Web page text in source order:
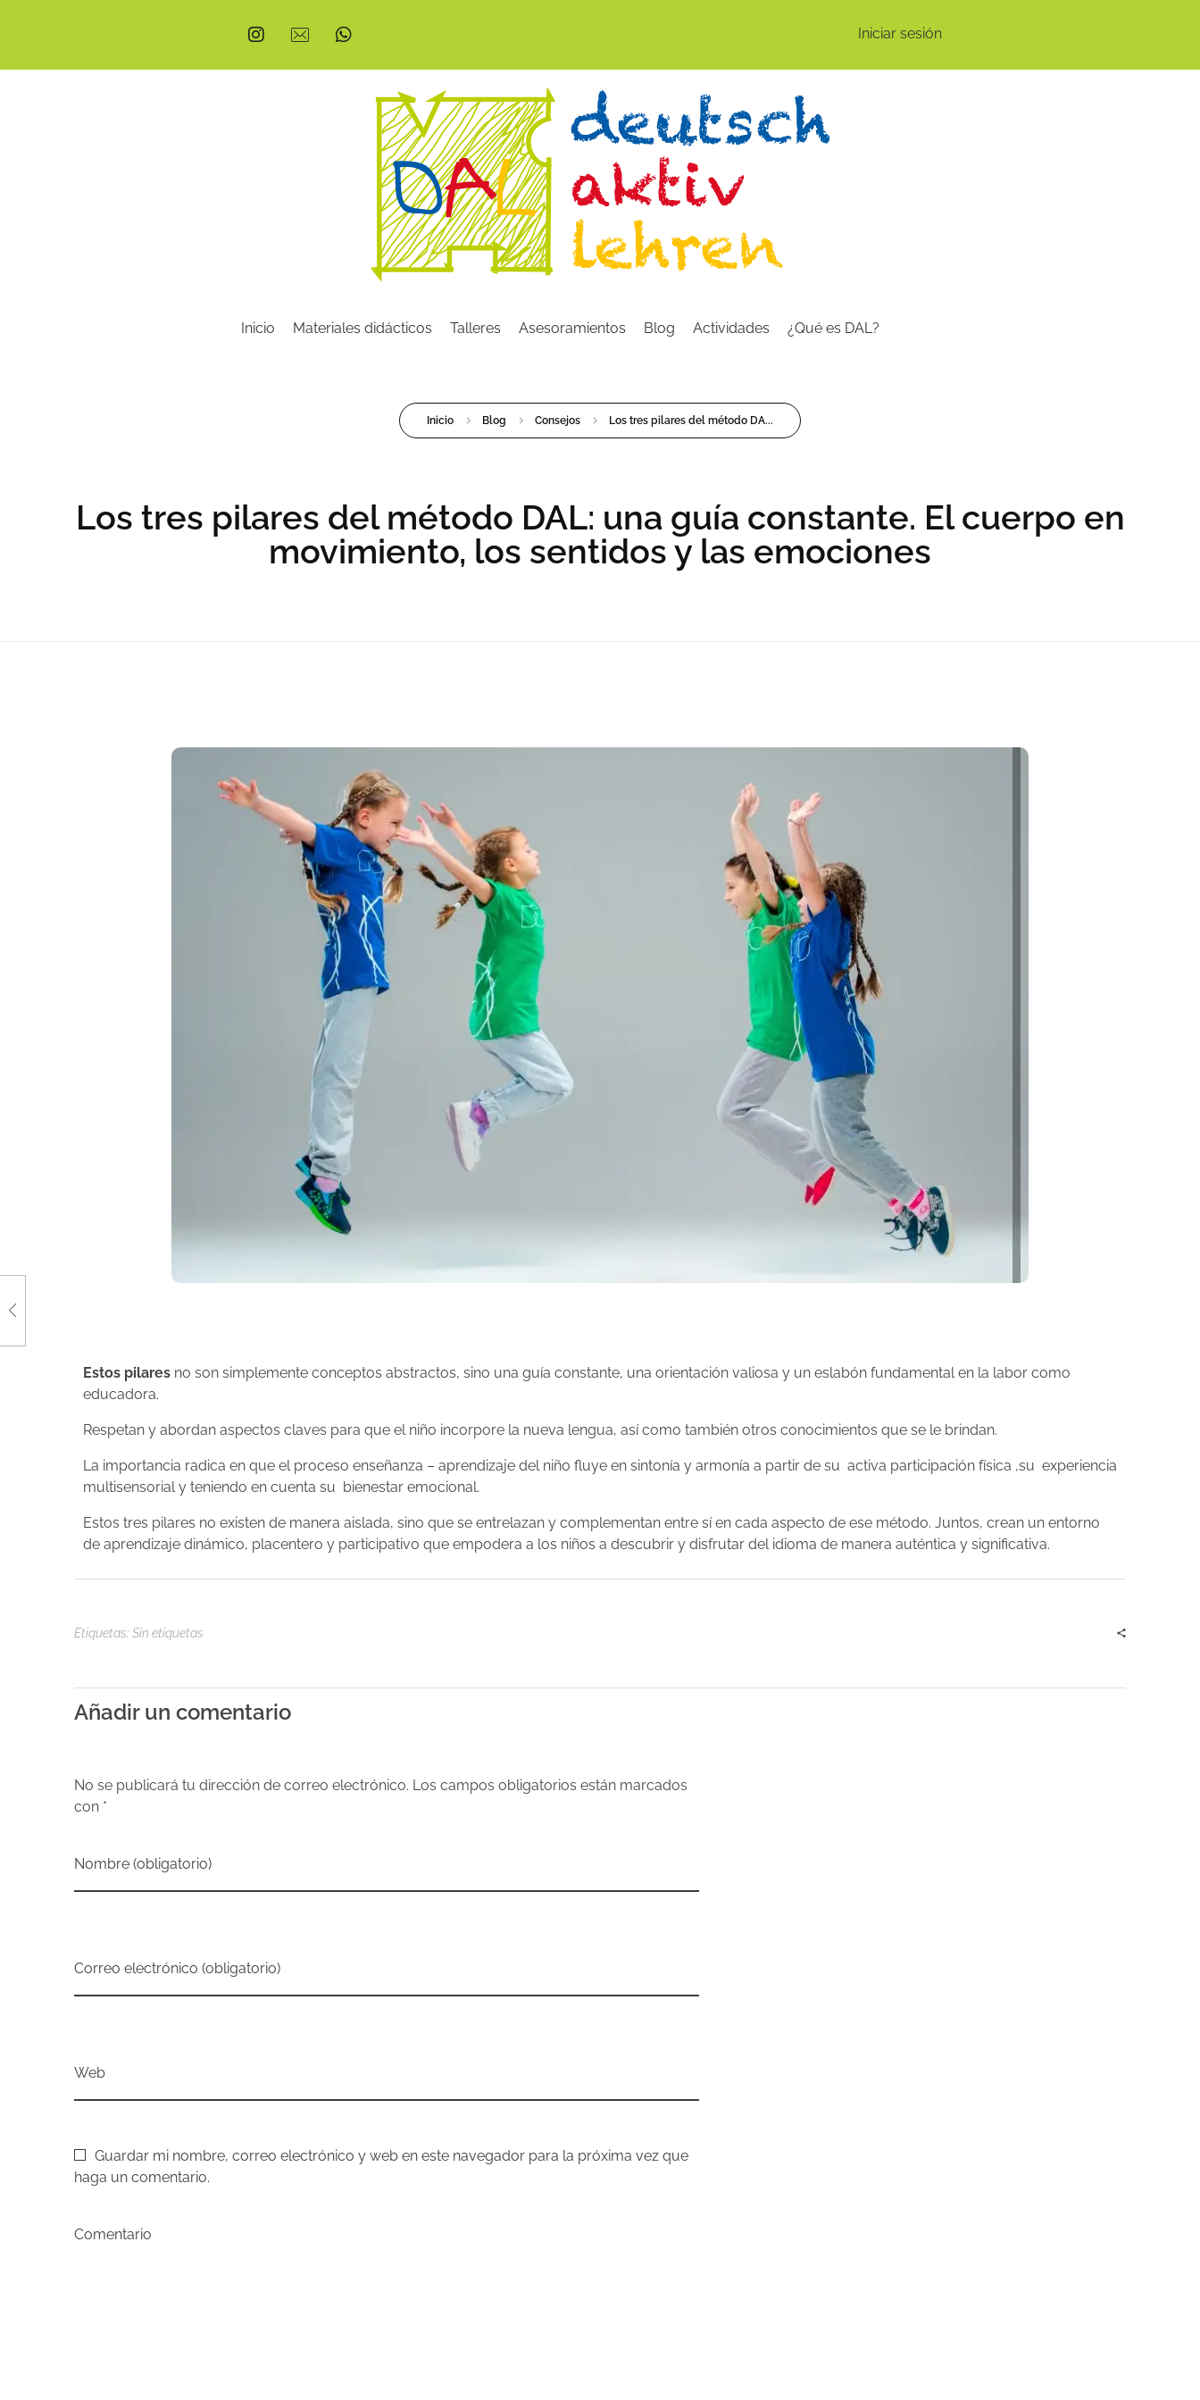
Iniciar sesión
Inicio Materiales didácticos Talleres Asesoramientos Blog Actividades ¿Qué es DAL?
Inicio Blog Consejos Los tres pilares del método DA...
Los tres pilares del método DAL: una guía constante. El cuerpo en
movimiento, los sentidos y las emociones
L
o
s
t
r
p
l
a
r
s
e
l
m
é
Estos pilares no son simplemente conceptos abstractos, sino una guía constante, una orientación valiosa y un eslabón fundamental en la labor como
educadora.
Respetan y abordan aspectos claves para que el niño incorpore la nueva lengua, así como también otros conocimientos que se le brindan.
La importancia radica en que el proceso enseñanza – aprendizaje del niño fluye en sintonía y armonía a partir de su activa participación física ,su experiencia
multisensorial y teniendo en cuenta su bienestar emocional.
Estos tres pilares no existen de manera aislada, sino que se entrelazan y complementan entre sí en cada aspecto de ese método. Juntos, crean un entorno
de aprendizaje dinámico, placentero y participativo que empodera a los niños a descubrir y disfrutar del idioma de manera auténtica y significativa.
Etiquetas: Sin etiquetas
Añadir un comentario
No se publicará tu dirección de correo electrónico. Los campos obligatorios están marcados
con *
Nombre (obligatorio)
Correo electrónico (obligatorio)
Web
Guardar mi nombre, correo electrónico y web en este navegador para la próxima vez que
haga un comentario.
Comentario